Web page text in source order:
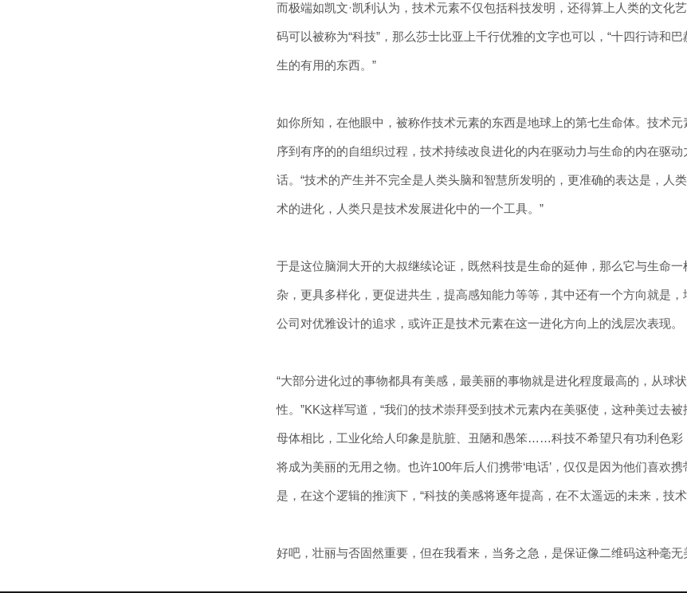
而极端如凯文·凯利认为，技术元素不仅包括科技发明，还得算上人类的文化
码可以被称为“科技”，那么莎士比亚上千行优雅的文字也可以，“十四行诗和
生的有用的东西。”
如你所知，在他眼中，被称作技术元素的东西是地球上的第七生命体。技术
序到有序的的自组织过程，技术持续改良进化的内在驱动力与生命的内在
话。“技术的产生并不完全是人类头脑和智慧所发明的，更准确的表达是，人
术的进化，人类只是技术发展进化中的一个工具。”
于是这位脑洞大开的大叔继续论证，既然科技是生命的延伸，那么它与生命
杂，更具多样化，更促进共生，提高感知能力等等，其中还有一个方向就是
公司对优雅设计的追求，或许正是技术元素在这一进化方向上的浅层次表现。
“大部分进化过的事物都具有美感，最美丽的事物就是进化程度最高的，从球
性。”KK这样写道，“我们的技术崇拜受到技术元素内在美驱使，这种美过去
母体相比，工业化给人印象是肮脏、丑陋和愚笨……科技不希望只有功利色彩
将成为美丽的无用之物。也许100年后人们携带‘电话’，仅仅是因为他们喜欢
是，在这个逻辑的推演下，“科技的美感将逐年提高，在不太遥远的未来，技
好吧，壮丽与否固然重要，但在我看来，当务之急，是保证像二维码这种毫无